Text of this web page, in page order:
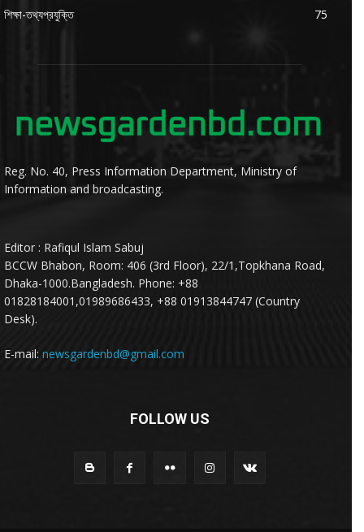
শিক্ষা-তথ্যপ্রযুক্তি
75
Reg. No. 40, Press Information Department, Ministry of
Information and broadcasting.
Editor : Rafiqul Islam Sabuj
BCCW Bhabon, Room: 406 (3rd Floor), 22/1,Topkhana Road,
Dhaka-1000.Bangladesh. Phone: +88
01828184001,01989686433, +88 01913844747 (Country
Desk).
E-mail: newsgardenbd@gmail.com
FOLLOW US